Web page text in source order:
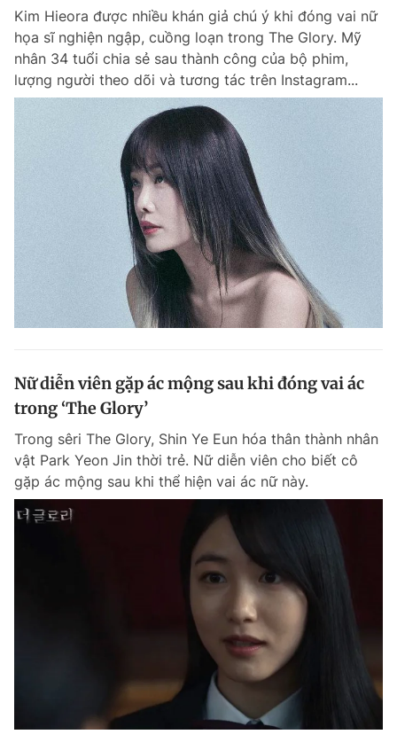
Kim Hieora được nhiều khán giả chú ý khi đóng vai nữ
họa sĩ nghiện ngập, cuồng loạn trong The Glory. Mỹ
nhân 34 tuổi chia sẻ sau thành công của bộ phim,
lượng người theo dõi và tương tác trên Instagram...
Nữ diễn viên gặp ác mộng sau khi đóng vai ác
trong ‘The Glory’
Trong sêri The Glory, Shin Ye Eun hóa thân thành nhân
vật Park Yeon Jin thời trẻ. Nữ diễn viên cho biết cô
gặp ác mộng sau khi thể hiện vai ác nữ này.